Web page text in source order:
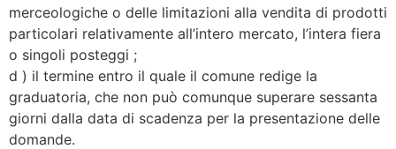
merceologiche o delle limitazioni alla vendita di prodotti
particolari relativamente all’intero mercato, l’intera fiera
o singoli posteggi ;
d ) il termine entro il quale il comune redige la
graduatoria, che non può comunque superare sessanta
giorni dalla data di scadenza per la presentazione delle
domande.